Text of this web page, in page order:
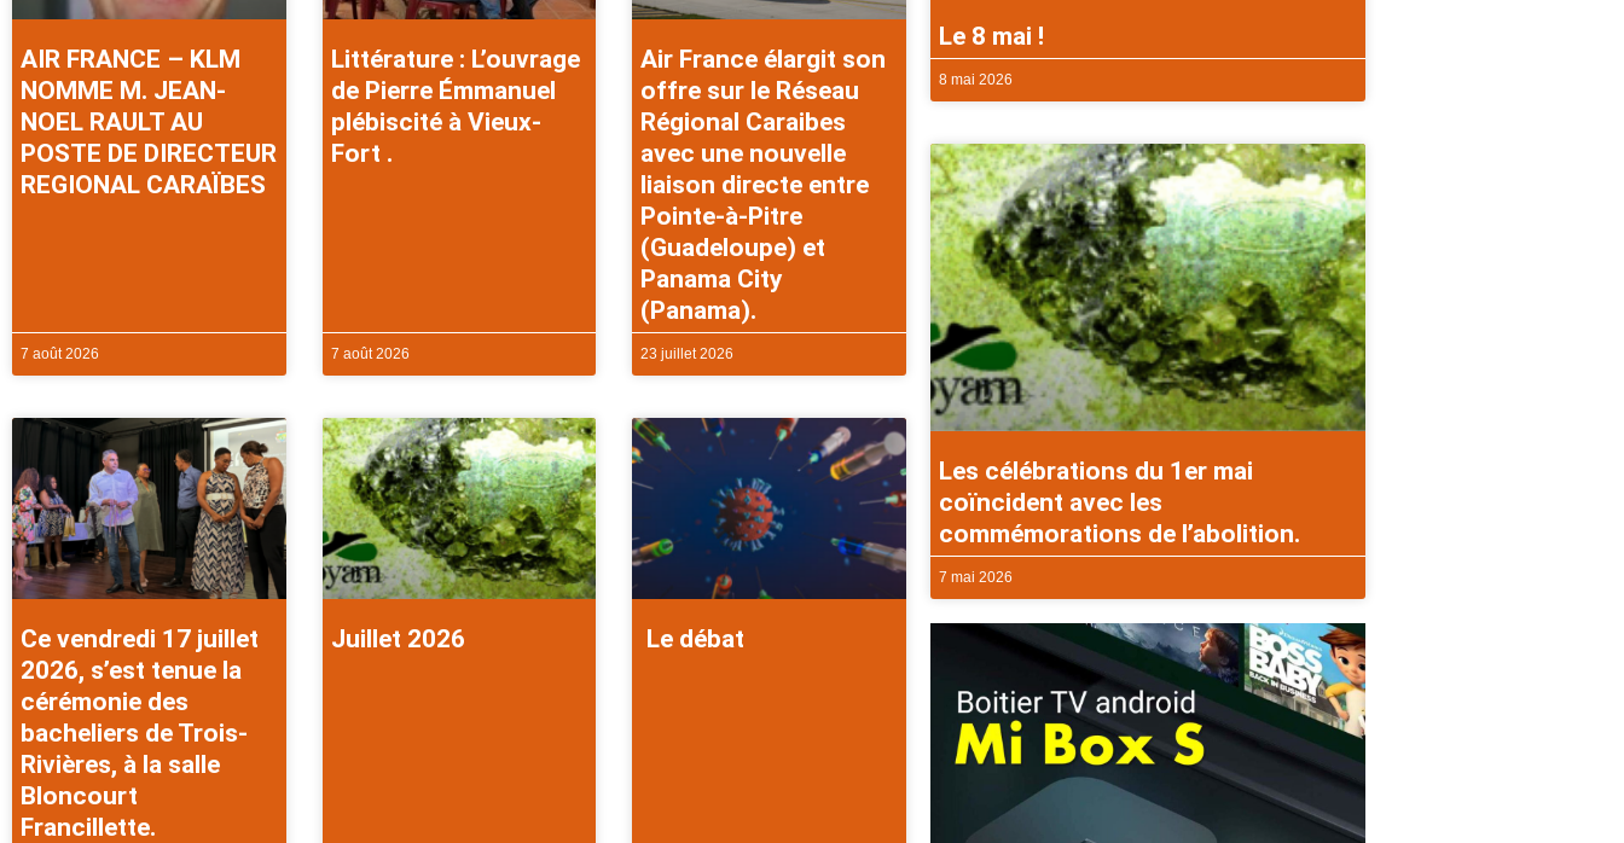
AIR FRANCE – KLM
NOMME M. JEAN-
NOEL RAULT AU
POSTE DE DIRECTEUR
REGIONAL CARAÏBES
7 août 2026
Littérature : L’ouvrage
de Pierre Émmanuel
plébiscité à Vieux-
Fort .
7 août 2026
Air France élargit son
offre sur le Réseau
Régional Caraibes
avec une nouvelle
liaison directe entre
Pointe-à-Pitre
(Guadeloupe) et
Panama City
(Panama).
23 juillet 2026
Ce vendredi 17 juillet
2026, s’est tenue la
cérémonie des
bacheliers de Trois-
Rivières, à la salle
Bloncourt
Francillette.
Juillet 2026 Le débat
Le 8 mai !
8 mai 2026
Les célébrations du 1er mai
coïncident avec les
commémorations de l’abolition.
7 mai 2026